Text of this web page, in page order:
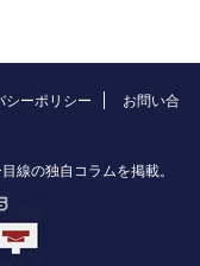
シーポリシー
お問い合
線の独自コラムを掲載。